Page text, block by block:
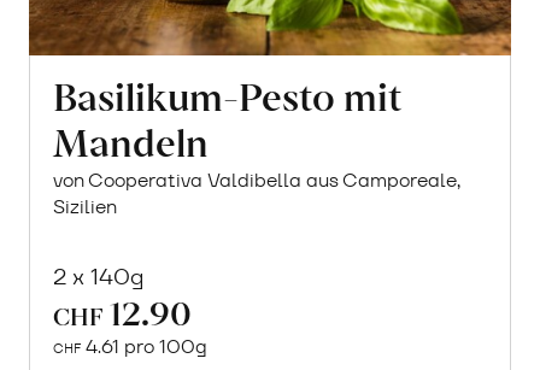
Basilikum-Pesto mit
Mandeln
von Cooperativa Valdibella aus Camporeale,
Sizilien
2 x 140g
CHF 12.90
CHF 4.61 pro 100g